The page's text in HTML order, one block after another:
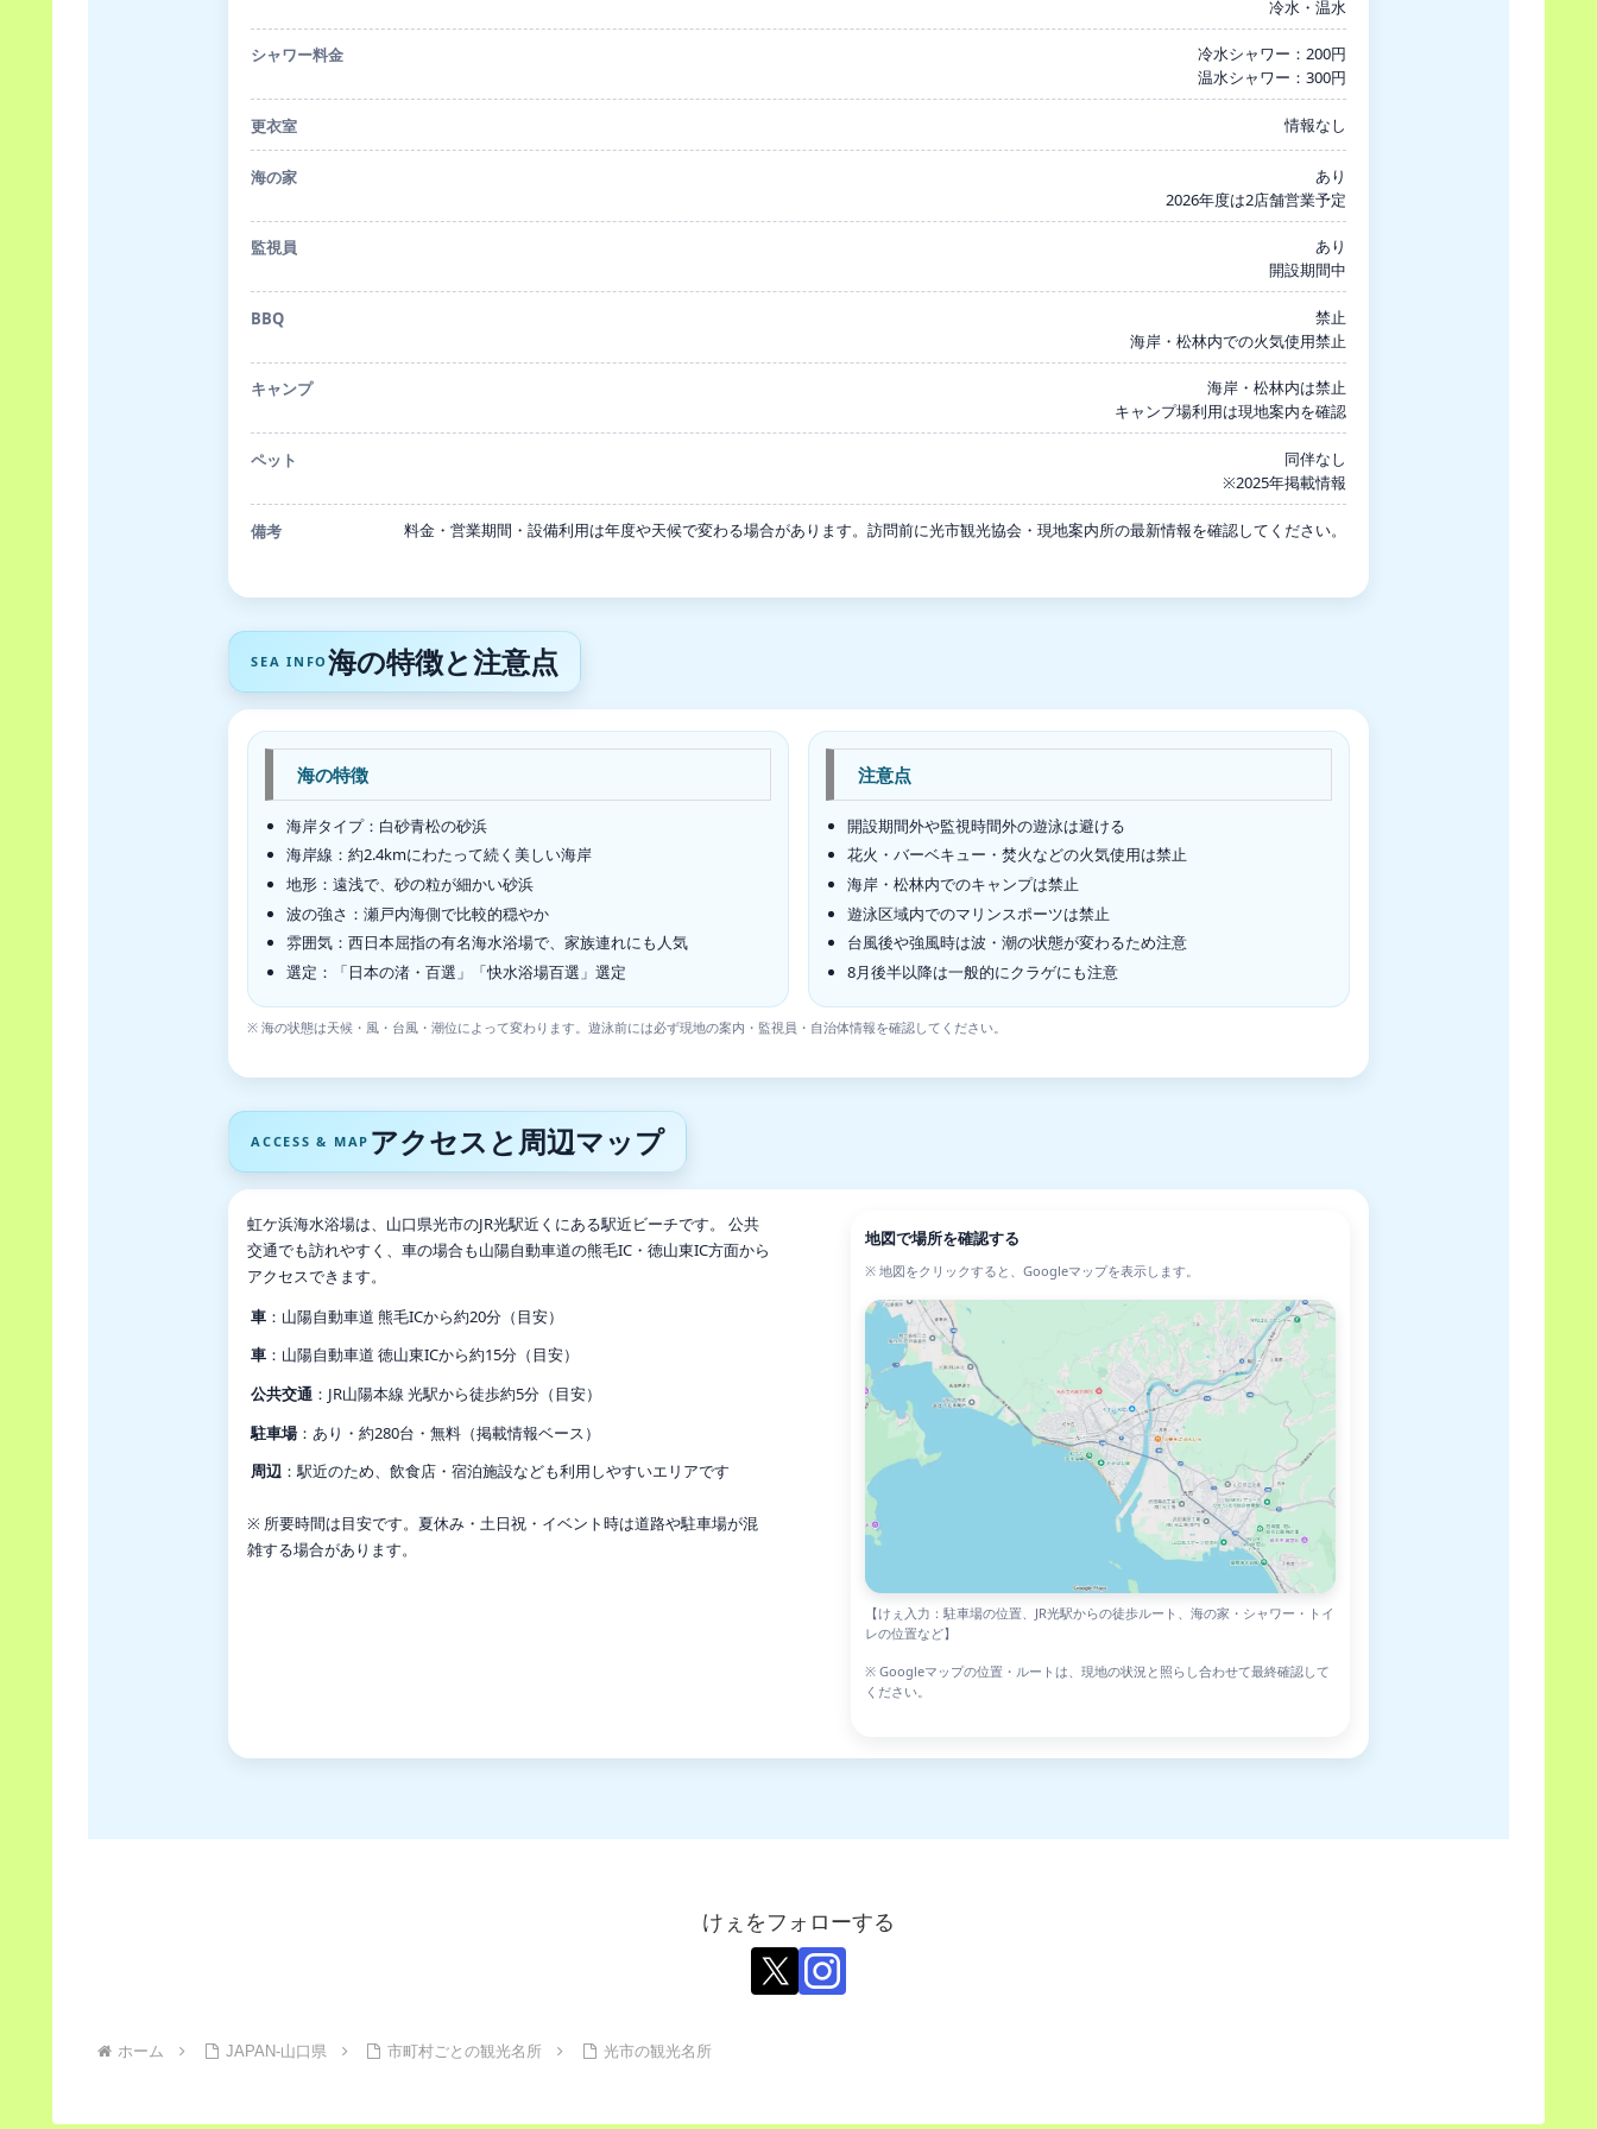
冷水・温水
シャワー料金
冷水シャワー：200円
温水シャワー：300円
更衣室 情報なし
海の家
あり
2026年度は2店舗営業予定
監視員
あり
開設期間中
BBQ
禁止
海岸・松林内での火気使用禁止
キャンプ
海岸・松林内は禁止
キャンプ場利用は現地案内を確認
ペット
同伴なし
※2025年掲載情報
備考 料金・営業期間・設備利用は年度や天候で変わる場合があります。訪問前に光市観光協会・現地案内所の最新情報を確認してください。
SEA INFO海の特徴と注意点
海の特徴
海岸タイプ：白砂青松の砂浜
海岸線：約2.4kmにわたって続く美しい海岸
地形：遠浅で、砂の粒が細かい砂浜
波の強さ：瀬戸内海側で比較的穏やか
雰囲気：西日本屈指の有名海水浴場で、家族連れにも人気
選定：「日本の渚・百選」「快水浴場百選」選定
注意点
開設期間外や監視時間外の遊泳は避ける
花火・バーベキュー・焚火などの火気使用は禁止
海岸・松林内でのキャンプは禁止
遊泳区域内でのマリンスポーツは禁止
台風後や強風時は波・潮の状態が変わるため注意
8月後半以降は一般的にクラゲにも注意
※ 海の状態は天候・風・台風・潮位によって変わります。遊泳前には必ず現地の案内・監視員・自治体情報を確認してください。
ACCESS & MAP アクセスと周辺マップ
虹ケ浜海水浴場は、山口県光市のJR光駅近くにある駅近ビーチです。 公共
交通でも訪れやすく、車の場合も山陽自動車道の熊毛IC・徳山東IC方面から
アクセスできます。
車：山陽自動車道 熊毛ICから約20分（目安）
車：山陽自動車道 徳山東ICから約15分（目安）
公共交通：JR山陽本線 光駅から徒歩約5分（目安）
駐車場：あり・約280台・無料（掲載情報ベース）
周辺：駅近のため、飲食店・宿泊施設なども利用しやすいエリアです
※ 所要時間は目安です。夏休み・土日祝・イベント時は道路や駐車場が混
雑する場合があります。
地図で場所を確認する
※ 地図をクリックすると、Googleマップを表示します。
【けぇ入力：駐車場の位置、JR光駅からの徒歩ルート、海の家・シャワー・トイ
レの位置など】
※ Googleマップの位置・ルートは、現地の状況と照らし合わせて最終確認して
ください。
けぇをフォローする
ホーム JAPAN-山口県 市町村ごとの観光名所 光市の観光名所